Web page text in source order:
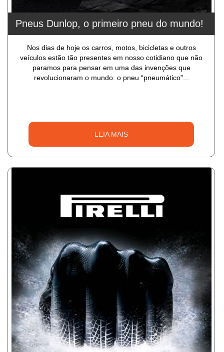
Pneus Dunlop, o primeiro pneu do mundo!
Nos dias de hoje os carros, motos, bicicletas e outros
veículos estão tão presentes em nosso cotidiano que não
paramos para pensar em uma das invenções que
revolucionaram o mundo: o pneu “pneumático”...
LEIA MAIS